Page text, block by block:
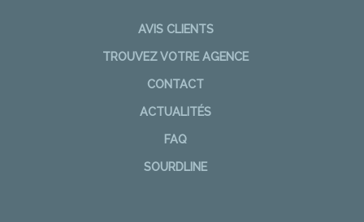
AVIS CLIENTS
TROUVEZ VOTRE AGENCE
CONTACT
ACTUALITÉS
FAQ
SOURDLINE